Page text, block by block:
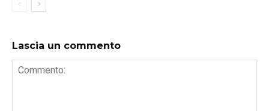
Lascia un commento